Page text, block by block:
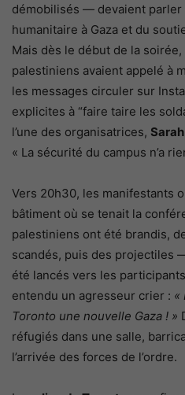
démobilisés — devaient
humanitaire à Gaza et du
Mais dès le début de la
palestiniens avaient appelé à
les messages circuler sur
explicites à “faire taire les
l’une des organisatrices,
« La sécurité du campus n’a
Vers 20h30, les manifestants
bâtiment où se tenait la
palestiniens ont été brandis,
scandés, puis des
été lancés vers les
entendu un agresseur crier : «
Toronto une nouvelle Gaza ! »
réfugiés dans une salle,
l’arrivée des forces de l’ordre.